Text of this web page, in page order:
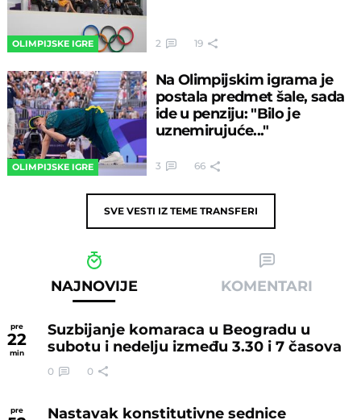
OLIMPIJSKE IGRE 2 19
OLIMPIJSKE IGRE
Na Olimpijskim igrama je
postala predmet šale, sada
ide u penziju: "Bilo je
uznemirujuće..."
3 66
SVE VESTI IZ TEME TRANSFERI
NAJNOVIJE KOMENTARI
pre
22
min
Suzbijanje komaraca u Beogradu u
subotu i nedelju između 3.30 i 7 časova
0 0
pre
Nastavak konstitutivne sednice